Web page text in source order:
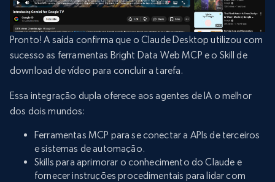
Pronto! A saída confirma que o Claude Desktop utilizou com
sucesso as ferramentas Bright Data Web MCP e o Skill de
download de vídeo para concluir a tarefa.
Essa integração dupla oferece aos agentes de IA o melhor
dos dois mundos:
Ferramentas MCP para se conectar a APIs de terceiros
e sistemas de automação.
Skills para aprimorar o conhecimento do Claude e
fornecer instruções procedimentais para lidar com